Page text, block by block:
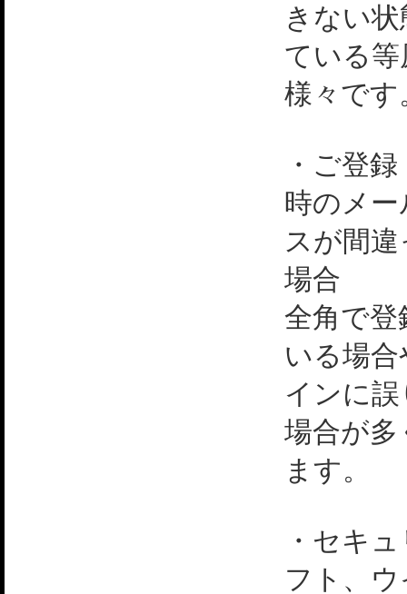
きない
ている
様々です
・ご登
時のメ
スが間
場合
全角で
いる場
インに
場合が
ます。
・セキ
フト、